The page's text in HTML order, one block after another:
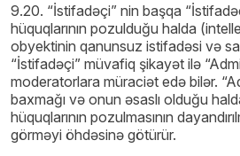
9.20. “İstifadəçi” nin başqa
hüquqlarının pozulduğu halda
obyektinin qanunsuz istifadəsi və
“İstifadəçi” müvafiq şikayət ilə
moderatorlara müraciət edə bilər.
baxmağı və onun əsaslı olduğu
hüquqlarının pozulmasının
görməyi öhdəsinə götürür.